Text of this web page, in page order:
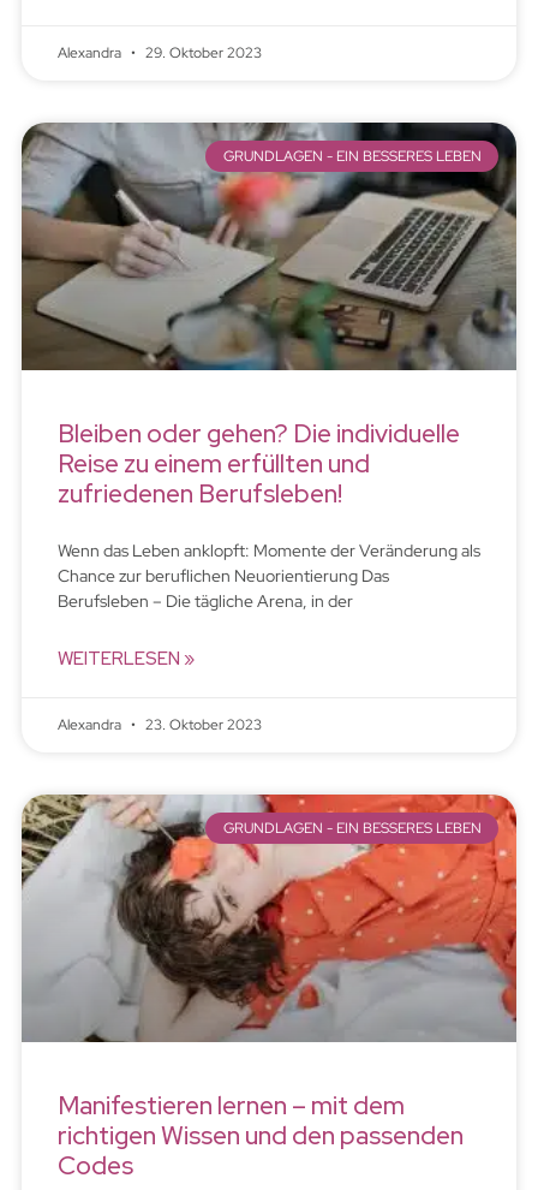
Alexandra 29. Oktober 2023
GRUNDLAGEN - EIN BESSERES LEBEN
Bleiben oder gehen? Die individuelle
Reise zu einem erfüllten und
zufriedenen Berufsleben!
Wenn das Leben anklopft: Momente der Veränderung als
Chance zur beruflichen Neuorientierung Das
Berufsleben – Die tägliche Arena, in der
WEITERLESEN »
Alexandra 23. Oktober 2023
GRUNDLAGEN - EIN BESSERES LEBEN
Manifestieren lernen – mit dem
richtigen Wissen und den passenden
Codes